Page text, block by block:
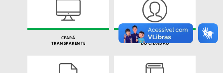
CEARÁ
TRANSPARENTE
CARTA DE SERVIÇOS
DO CIDADÃO